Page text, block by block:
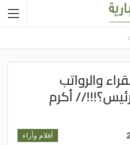
والرواتب
أكرم
أقلام وأراء